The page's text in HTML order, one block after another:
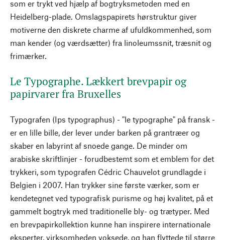
som er trykt ved hjælp af bogtryksmetoden med en
Heidelberg-plade. Omslagspapirets hørstruktur giver
motiverne den diskrete charme af ufuldkommenhed, som
man kender (og værdsætter) fra linoleumssnit, træsnit og
frimærker.
Le Typographe. Lækkert brevpapir og
papirvarer fra Bruxelles
Typografen (Ips typographus) - "le typographe" på fransk -
er en lille bille, der lever under barken på grantræer og
skaber en labyrint af snoede gange. De minder om
arabiske skriftlinjer - forudbestemt som et emblem for det
trykkeri, som typografen Cédric Chauvelot grundlagde i
Belgien i 2007. Han trykker sine første værker, som er
kendetegnet ved typografisk purisme og høj kvalitet, på et
gammelt bogtryk med traditionelle bly- og trætyper. Med
en brevpapirkollektion kunne han inspirere internationale
eksperter, virksomheden voksede, og han flyttede til større